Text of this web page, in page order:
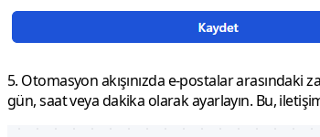
5. Otomasyon akışınızda e-postalar arasındaki
gün,saatveya dakika olarak ayarlayın. Bu,